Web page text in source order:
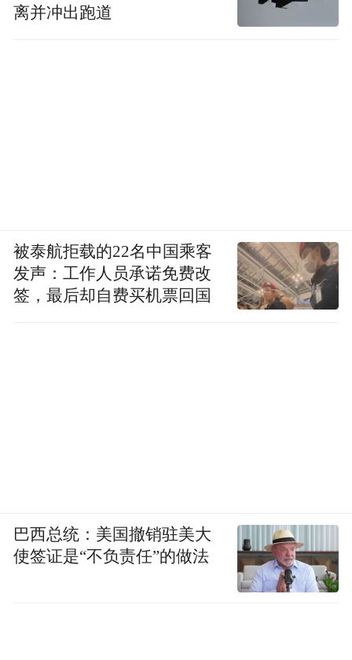
离并冲出跑道
被泰航拒载的22名中国乘客
发声：工作人员承诺免费改
签，最后却自费买机票回国
巴西总统：美国撤销驻美大
使签证是“不负责任”的做法